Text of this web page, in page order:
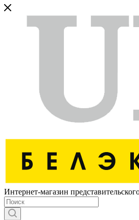
Интернет-магазин